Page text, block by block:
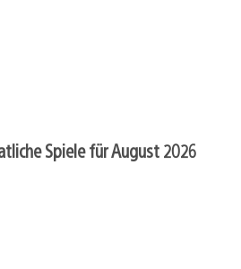
Spiele für August 2026